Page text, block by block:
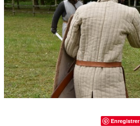
Le mobilier
Enregistrer